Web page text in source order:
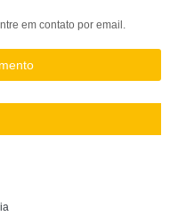
em contato por email.